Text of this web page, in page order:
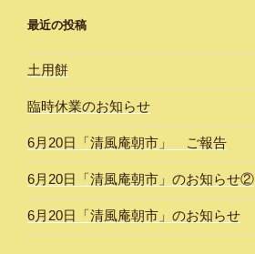
最近の投稿
土用餅
臨時休業のお知らせ
6月20日「清風庵朝市」 ご報告
6月20日「清風庵朝市」のお知らせ②
6月20日「清風庵朝市」のお知らせ